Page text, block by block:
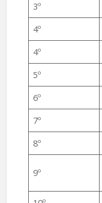
3º
4º
4º
5º
6º
7º
8º
9º